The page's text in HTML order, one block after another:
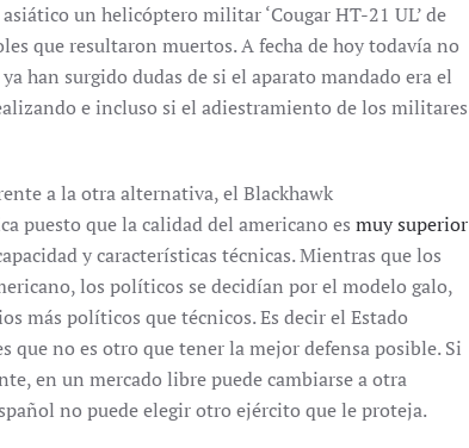
un helicóptero militar ‘Cougar HT-21 UL’ de
que resultaron muertos. A fecha de hoy todavía no
han surgido dudas de si el aparato mandado era el
e incluso si el adiestramiento de los militares
a la otra alternativa, el Blackhawk
puesto que la calidad del americano es muy superior
y características técnicas. Mientras que los
los políticos se decidían por el modelo galo,
más políticos que técnicos. Es decir el Estado
que no es otro que tener la mejor defensa posible. Si
en un mercado libre puede cambiarse a otra
no puede elegir otro ejército que le proteja.